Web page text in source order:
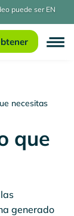
puede ser EN
necesitas
que
generado